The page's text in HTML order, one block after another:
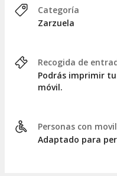
Categoría
Zarzuela
Recogida de
Podrás imprimir
móvil.
Personas con
Adaptado para